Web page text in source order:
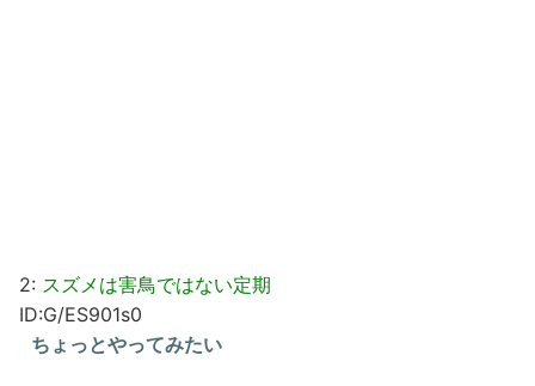
2: スズメは害鳥ではない定期
ID:G/ES901s0
ちょっとやってみたい